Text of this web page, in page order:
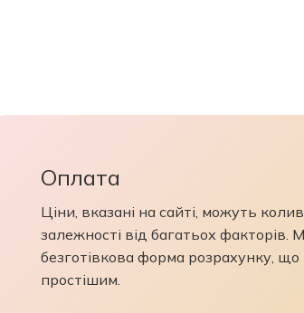
Оплата
Ціни, вказані на сайті, можуть
залежності від багатьох факторів.
безготівкова форма розрахунку,
простішим.